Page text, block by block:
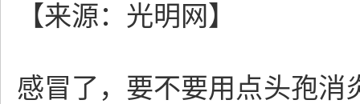
【来源：光明网】
感冒了，要不要用点头孢消